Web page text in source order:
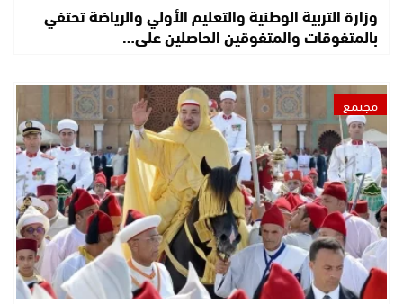
وزارة التربية الوطنية والتعليم الأولي والرياضة تحتفي
بالمتفوقات والمتفوقين الحاصلين على…
مجتمع